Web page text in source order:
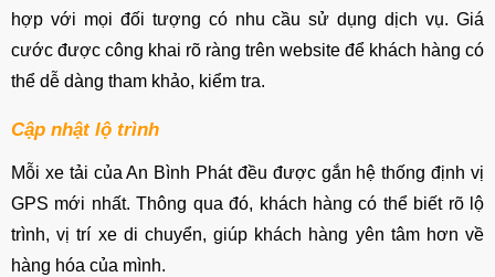
hợp với mọi đối tượng có nhu cầu sử dụng dịch vụ. Giá
cước được công khai rõ ràng trên website để khách hàng có
thể dễ dàng tham khảo, kiểm tra.
Cập nhật lộ trình
Mỗi xe tải của An Bình Phát đều được gắn hệ thống định vị
GPS mới nhất. Thông qua đó, khách hàng có thể biết rõ lộ
trình, vị trí xe di chuyển, giúp khách hàng yên tâm hơn về
hàng hóa của mình.